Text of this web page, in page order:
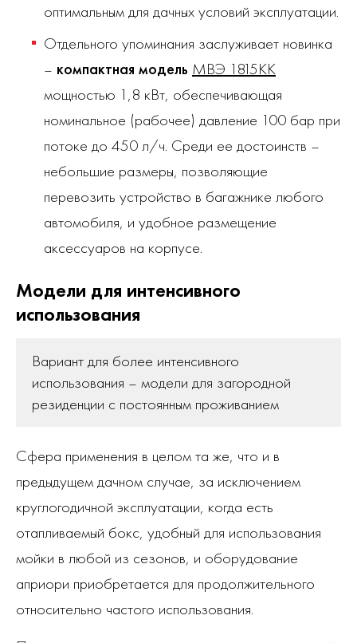
оптимальным для дачных условий эксплуатации.
Отдельного упоминания заслуживает новинка
– компактная модель МВЭ 1815КК
мощностью 1,8 кВт, обеспечивающая
номинальное (рабочее) давление 100 бар при
потоке до 450 л/ч. Среди ее достоинств –
небольшие размеры, позволяющие
перевозить устройство в багажнике любого
автомобиля, и удобное размещение
аксессуаров на корпусе.
Модели для интенсивного
использования
Вариант для более интенсивного
использования – модели для загородной
резиденции с постоянным проживанием
Сфера применения в целом та же, что и в
предыдущем дачном случае, за исключением
круглогодичной эксплуатации, когда есть
отапливаемый бокс, удобный для использования
мойки в любой из сезонов, и оборудование
априори приобретается для продолжительного
относительно частого использования.